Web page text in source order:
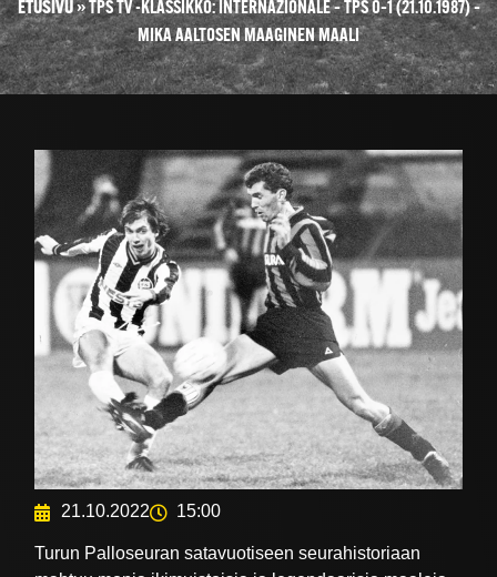
ETUSIVU»TPS TV -KLASSIKKO: INTERNAZIONALE – TPS 0–1 (21.10.1987) –
MIKA AALTOSEN MAAGINEN MAALI
21.10.2022 15:00
Turun Palloseuran satavuotiseen seurahistoriaan